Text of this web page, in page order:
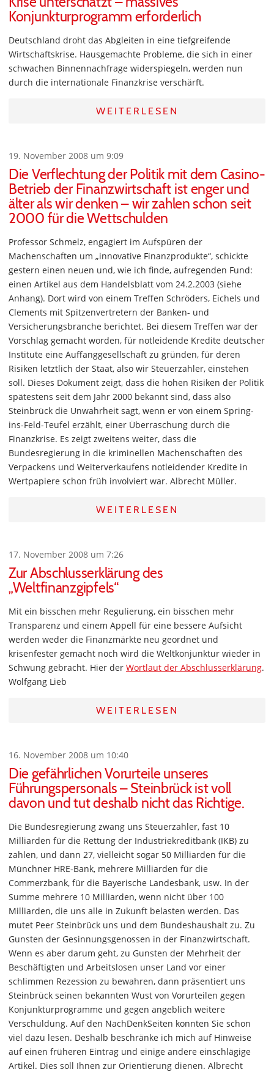
Konjunkturprogramm erforderlich
Deutschland droht das Abgleiten in eine tiefgreifende
Wirtschaftskrise. Hausgemachte Probleme, die sich in einer
schwachen Binnennachfrage widerspiegeln, werden nun
durch die internationale Finanzkrise verschärft.
WEITERLESEN
19. November 2008 um 9:09
Die Verflechtung der Politik mit dem Casino-
Betrieb der Finanzwirtschaft ist enger und
älter als wir denken – wir zahlen schon seit
2000 für die Wettschulden
Professor Schmelz, engagiert im Aufspüren der
Machenschaften um „innovative Finanzprodukte“, schickte
gestern einen neuen und, wie ich finde, aufregenden Fund:
einen Artikel aus dem Handelsblatt vom 24.2.2003 (siehe
Anhang). Dort wird von einem Treffen Schröders, Eichels und
Clements mit Spitzenvertretern der Banken- und
Versicherungsbranche berichtet. Bei diesem Treffen war der
Vorschlag gemacht worden, für notleidende Kredite deutscher
Institute eine Auffanggesellschaft zu gründen, für deren
Risiken letztlich der Staat, also wir Steuerzahler, einstehen
soll. Dieses Dokument zeigt, dass die hohen Risiken der Politik
spätestens seit dem Jahr 2000 bekannt sind, dass also
Steinbrück die Unwahrheit sagt, wenn er von einem Spring-
ins-Feld-Teufel erzählt, einer Überraschung durch die
Finanzkrise. Es zeigt zweitens weiter, dass die
Bundesregierung in die kriminellen Machenschaften des
Verpackens und Weiterverkaufens notleidender Kredite in
Wertpapiere schon früh involviert war. Albrecht Müller.
WEITERLESEN
17. November 2008 um 7:26
Zur Abschlusserklärung des
„Weltfinanzgipfels“
Mit ein bisschen mehr Regulierung, ein bisschen mehr
Transparenz und einem Appell für eine bessere Aufsicht
werden weder die Finanzmärkte neu geordnet und
krisenfester gemacht noch wird die Weltkonjunktur wieder in
Schwung gebracht. Hier der Wortlaut der Abschlusserklärung.
Wolfgang Lieb
WEITERLESEN
16. November 2008 um 10:40
Die gefährlichen Vorurteile unseres
Führungspersonals – Steinbrück ist voll
davon und tut deshalb nicht das Richtige.
Die Bundesregierung zwang uns Steuerzahler, fast 10
Milliarden für die Rettung der Industriekreditbank (IKB) zu
zahlen, und dann 27, vielleicht sogar 50 Milliarden für die
Münchner HRE-Bank, mehrere Milliarden für die
Commerzbank, für die Bayerische Landesbank, usw. In der
Summe mehrere 10 Milliarden, wenn nicht über 100
Milliarden, die uns alle in Zukunft belasten werden. Das
mutet Peer Steinbrück uns und dem Bundeshaushalt zu. Zu
Gunsten der Gesinnungsgenossen in der Finanzwirtschaft.
Wenn es aber darum geht, zu Gunsten der Mehrheit der
Beschäftigten und Arbeitslosen unser Land vor einer
schlimmen Rezession zu bewahren, dann präsentiert uns
Steinbrück seinen bekannten Wust von Vorurteilen gegen
Konjunkturprogramme und gegen angeblich weitere
Verschuldung. Auf den NachDenkSeiten konnten Sie schon
viel dazu lesen. Deshalb beschränke ich mich auf Hinweise
auf einen früheren Eintrag und einige andere einschlägige
Artikel. Dies soll Ihnen zur Orientierung dienen. Albrecht